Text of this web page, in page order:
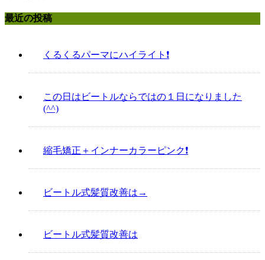
最近の投稿
くるくるパーマにハイライト❗️
この日はビートルならではの１日になりました
(^^)
縮毛矯正＋インナーカラーピンク❗️
ビートル式髪質改善は→
ビートル式髪質改善は